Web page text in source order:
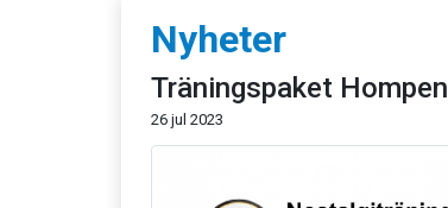
Nyheter
Träningspaket Hompen
26 jul 2023